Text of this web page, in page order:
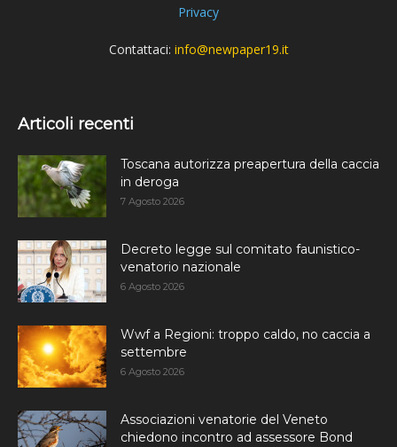
Privacy
Contattaci: info@newpaper19.it
Articoli recenti
Toscana autorizza preapertura della caccia
in deroga
7 Agosto 2026
Decreto legge sul comitato faunistico-
venatorio nazionale
6 Agosto 2026
Wwf a Regioni: troppo caldo, no caccia a
settembre
6 Agosto 2026
Associazioni venatorie del Veneto
chiedono incontro ad assessore Bond